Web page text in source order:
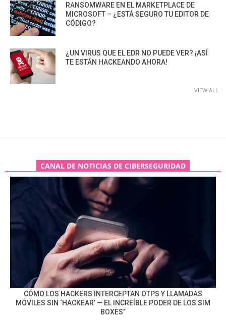
RANSOMWARE EN EL MARKETPLACE DE
MICROSOFT – ¿ESTÁ SEGURO TU EDITOR DE
CÓDIGO?
¿UN VIRUS QUE EL EDR NO PUEDE VER? ¡ASÍ
TE ESTÁN HACKEANDO AHORA!
VIEW ALL
CANAL DE NOTICIAS DE CIBERSEGURIDAD
CÓMO LOS HACKERS INTERCEPTAN OTPS Y LLAMADAS
MÓVILES SIN ‘HACKEAR’ — EL INCREÍBLE PODER DE LOS SIM
BOXES”